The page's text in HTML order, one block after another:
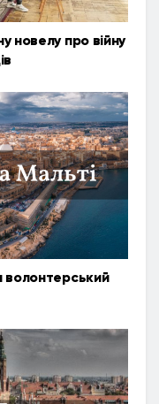
новелу про війну
волонтерський